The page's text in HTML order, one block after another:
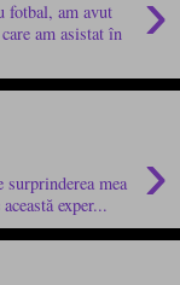
fotbal, am avut
am asistat în
›
mea
exper...